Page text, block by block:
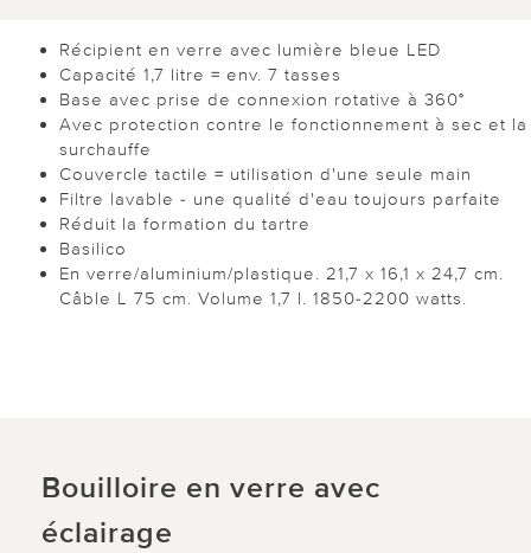
Récipient en verre avec lumière bleue LED
Capacité 1,7 litre = env. 7 tasses
Base avec prise de connexion rotative à 360°
Avec protection contre le fonctionnement à sec et la
surchauffe
Couvercle tactile = utilisation d'une seule main
Filtre lavable - une qualité d'eau toujours parfaite
Réduit la formation du tartre
Basilico
En verre/aluminium/plastique. 21,7 x 16,1 x 24,7 cm.
Câble L 75 cm. Volume 1,7 l. 1850-2200 watts.
Bouilloire en verre avec
éclairage